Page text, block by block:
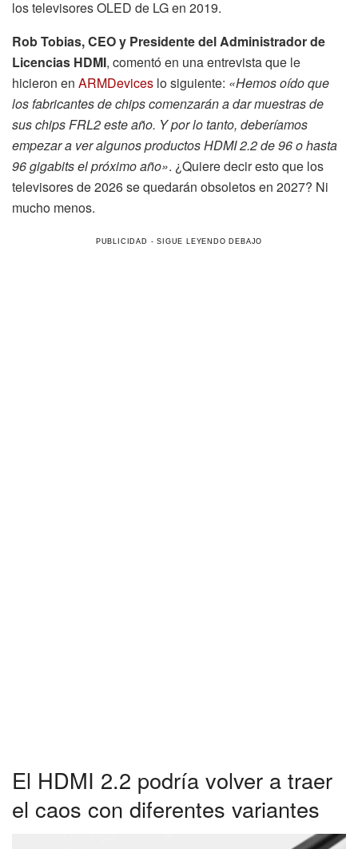
los televisores OLED de LG en 2019.
Rob Tobias, CEO y Presidente del Administrador de
Licencias HDMI, comentó en una entrevista que le
hicieron en ARMDevices lo siguiente: «Hemos oído que
los fabricantes de chips comenzarán a dar muestras de
sus chips FRL2 este año. Y por lo tanto, deberíamos
empezar a ver algunos productos HDMI 2.2 de 96 o hasta
96 gigabits el próximo año». ¿Quiere decir esto que los
televisores de 2026 se quedarán obsoletos en 2027? Ni
mucho menos.
El HDMI 2.2 podría volver a traer
el caos con diferentes variantes